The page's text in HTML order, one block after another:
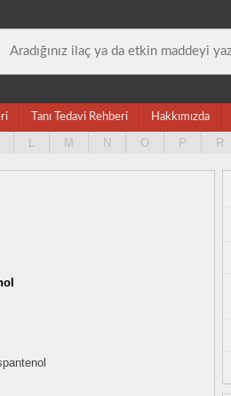
Tanı Tedavi Rehberi Hakkımızda
L M N O P R